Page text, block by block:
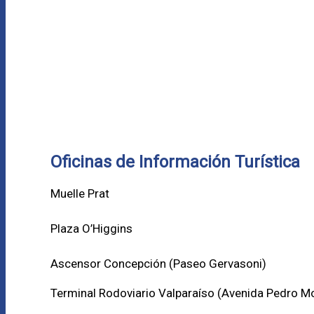
Oficinas de Información Turística
Muelle Prat
Plaza O’Higgins
Ascensor Concepción (Paseo Gervasoni)
Terminal Rodoviario Valparaíso (Avenida Pedro